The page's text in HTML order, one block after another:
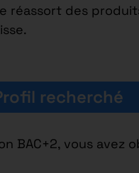
réassort des
recherché
BAC+2, vous avez